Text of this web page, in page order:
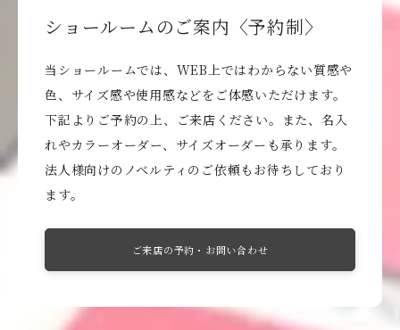
ショールームのご案内〈予約制〉
当ショールームでは、WEB上ではわからない質感や
色、サイズ感や使用感などをご体感いただけます。
下記よりご予約の上、ご来店ください。また、名入
れやカラーオーダー、サイズオーダーも承ります。
法人様向けのノベルティのご依頼もお待ちしており
ます。
ご来店の予約・お問い合わせ